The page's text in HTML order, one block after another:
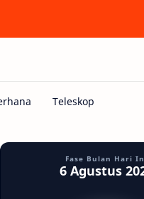
Fase Bulan Hari
6 Agustus